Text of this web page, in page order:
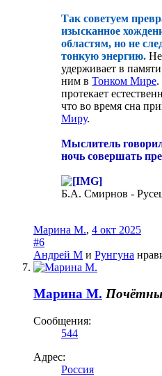
Так советуем
изысканное
областям, но не
тонкую энергию.
удерживает в
ним в Тонком Мире.
протекает
что во время сна
Миру.
Мыслитель
ночь совершать
Б.А. Смирнов -
Марина М., 4 окт 2025
#6
Андрей М и Рунгуна
Марина М.
Сообщения:
544
Адрес:
Россия